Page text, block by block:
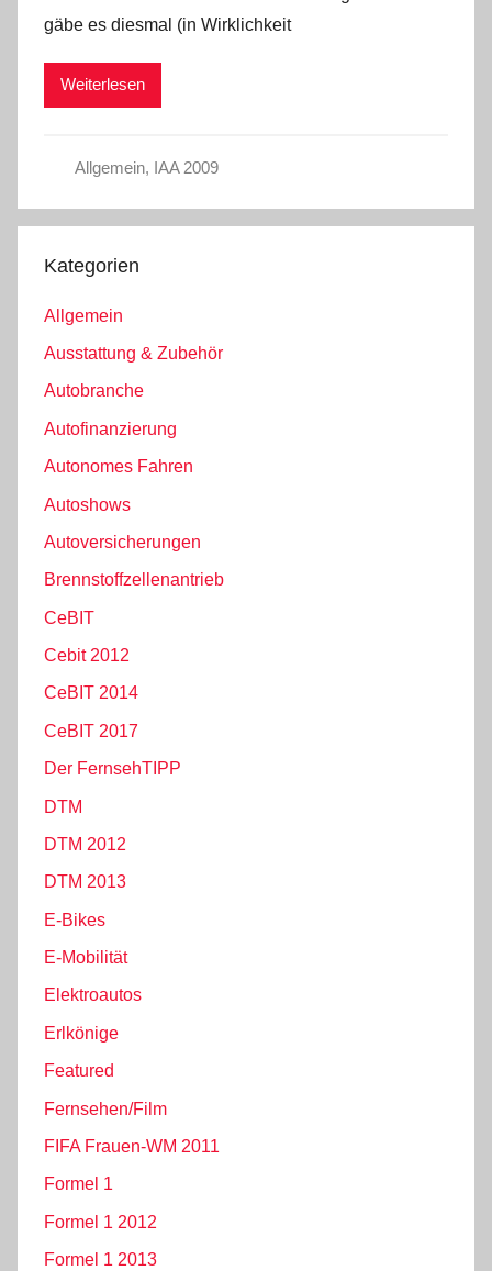
gäbe es diesmal (in Wirklichkeit
Weiterlesen
Allgemein, IAA 2009
Kategorien
Allgemein
Ausstattung & Zubehör
Autobranche
Autofinanzierung
Autonomes Fahren
Autoshows
Autoversicherungen
Brennstoffzellenantrieb
CeBIT
Cebit 2012
CeBIT 2014
CeBIT 2017
Der FernsehTIPP
DTM
DTM 2012
DTM 2013
E-Bikes
E-Mobilität
Elektroautos
Erlkönige
Featured
Fernsehen/Film
FIFA Frauen-WM 2011
Formel 1
Formel 1 2012
Formel 1 2013